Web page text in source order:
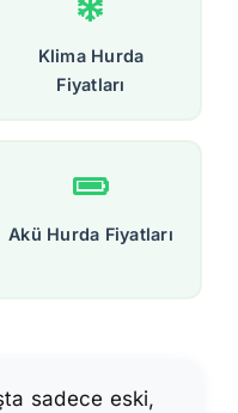
Klima Hurda
Fiyatları
Akü Hurda Fiyatları
sadece eski,